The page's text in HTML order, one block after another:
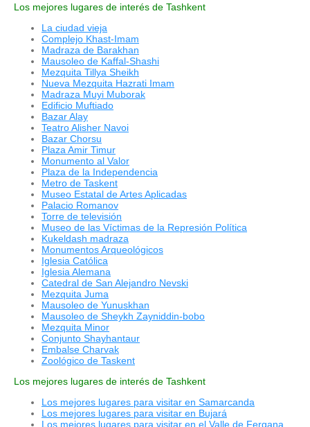
Los mejores lugares de interés de Tashkent
La ciudad vieja
Complejo Khast-Imam
Madraza de Barakhan
Mausoleo de Kaffal-Shashi
Mezquita Tillya Sheikh
Nueva Mezquita Hazrati Imam
Madraza Muyi Muborak
Edificio Muftiado
Bazar Alay
Teatro Alisher Navoi
Bazar Chorsu
Plaza Amir Timur
Monumento al Valor
Plaza de la Independencia
Metro de Taskent
Museo Estatal de Artes Aplicadas
Palacio Romanov
Torre de televisión
Museo de las Víctimas de la Represión Política
Kukeldash madraza
Monumentos Arqueológicos
Iglesia Católica
Iglesia Alemana
Catedral de San Alejandro Nevski
Mezquita Juma
Mausoleo de Yunuskhan
Mausoleo de Sheykh Zayniddin-bobo
Mezquita Minor
Conjunto Shayhantaur
Embalse Charvak
Zoológico de Taskent
Los mejores lugares de interés de Tashkent
Los mejores lugares para visitar en Samarcanda
Los mejores lugares para visitar en Bujará
Los mejores lugares para visitar en el Valle de Fergana